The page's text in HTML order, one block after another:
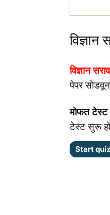
विज्ञान
विज्ञान
पेपर सोडवून
मोफत टेस्ट
टेस्ट सुरू